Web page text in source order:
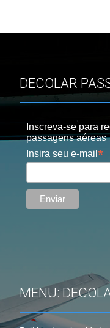
DECOLAR
Inscreva-se para
passagens aéreas
Insira seu e-mail*
MENU: